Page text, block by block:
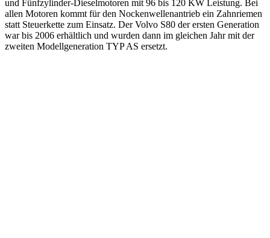
und Fünfzylinder-Dieselmotoren mit 96 bis 120 KW Leistung. Bei
allen Motoren kommt für den Nockenwellenantrieb ein Zahnriemen
statt Steuerkette zum Einsatz. Der Volvo S80 der ersten Generation
war bis 2006 erhältlich und wurden dann im gleichen Jahr mit der
zweiten Modellgeneration TYP AS ersetzt.